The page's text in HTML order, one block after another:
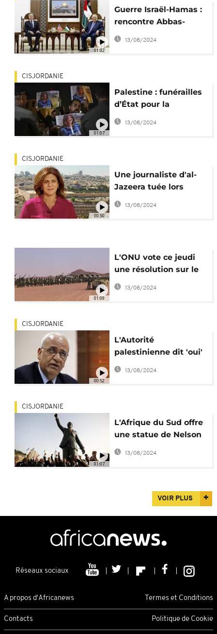
01:02
Guerre Israël-Hamas :
rencontre Abbas-
Blinken en Cisjordanie
13/08/2024
01:07
CISJORDANIE
Palestine : funérailles
d’État pour la
journaliste Shireen
Abu Akleh
13/08/2024
00:50
CISJORDANIE
Une journaliste d'al-
Jazeera tuée lors
d'affrontements en
Cisjordanie
13/08/2024
01:09
L'ONU vote ce jeudi
une résolution sur le
Sahara occidental
13/08/2024
00:52
CISJORDANIE
L'Autorité
palestinienne dit 'oui'
à John Kerry, mais
13/08/2024
01:07
CISJORDANIE
L'Afrique du Sud offre
une statue de Nelson
Mandela à la Palestine
13/08/2024
VOIR PLUS
Réseaux sociaux
A propos d'Africanews Termes et Conditions
Contacts Politique de Cookie